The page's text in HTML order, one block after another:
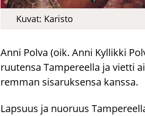
Kuvat: Ka­ris­to
Anni Polva (oik. Anni Kyl­lik­ki
ruu­ten­sa Tam­pe­reel­la ja viet­ti
rem­man si­sa­ruk­sen­sa kans­sa.
Lap­suus ja nuo­ruus